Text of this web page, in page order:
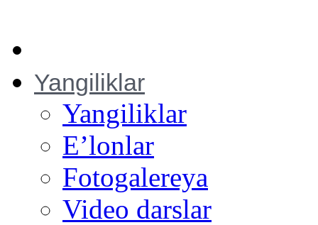
Yangiliklar
Yangiliklar
E’lonlar
Fotogalereya
Video darslar